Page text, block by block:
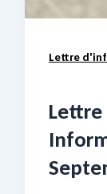
Lettre
Lettre